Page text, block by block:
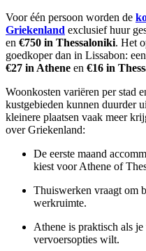
Voor één persoon worden de
Griekenland exclusief huur
en €750 in Thessaloniki. Het
goedkoper dan in Lissabon:
€27 in Athene en €16 in
Woonkosten variëren per stad
kustgebieden kunnen duurder
kleinere plaatsen vaak meer
over Griekenland:
De eerste maand
kiest voor Athene of
Thuiswerken vraagt om
werkruimte.
Athene is praktisch als
vervoersopties wilt.